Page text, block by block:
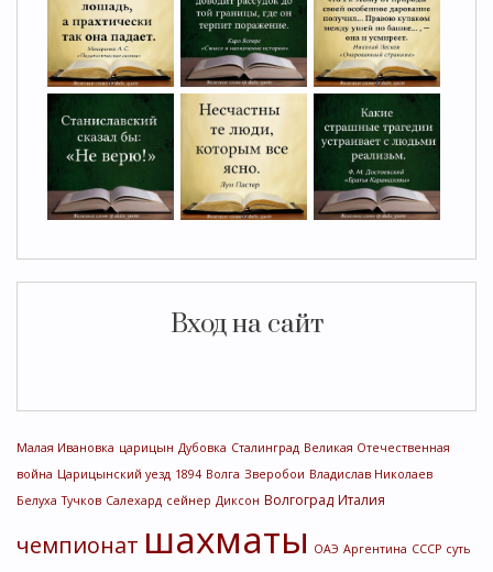
Вход на сайт
Малая Ивановка царицын Дубовка Сталинград Великая Отечественная
война Царицынский уезд 1894 Волга Зверобои Владислав Николаев
Белуха Тучков Салехард сейнер Диксон Волгоград Италия
чемпионат шахматы ОАЭ Аргентина СССР суть